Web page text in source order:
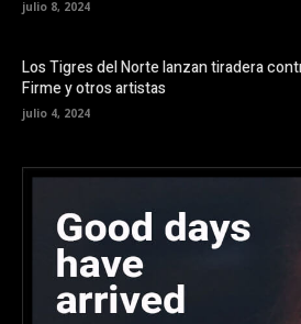
julio 8, 2024
Los Tigres del Norte lanzan tiradera
Firme y otros artistas
julio 4, 2024